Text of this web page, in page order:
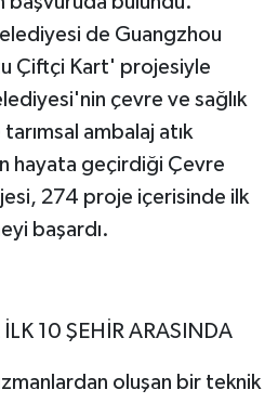
de Guangzhou
Çiftçi Kart' projesiyle
çevre ve sağlık
ambalaj atık
hayata geçirdiği Çevre
274 proje içerisinde ilk
başardı.
10 ŞEHİR ARASINDA
oluşan bir teknik